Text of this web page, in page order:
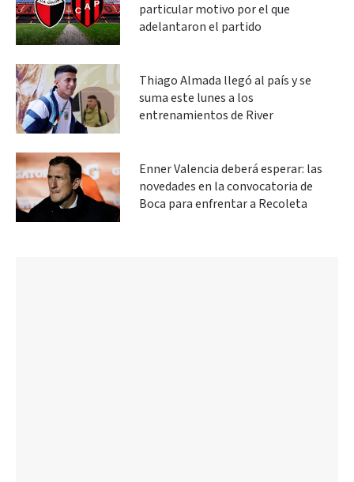
particular motivo por el que
adelantaron el partido
Thiago Almada llegó al país y se
suma este lunes a los
entrenamientos de River
Enner Valencia deberá esperar: las
novedades en la convocatoria de
Boca para enfrentar a Recoleta